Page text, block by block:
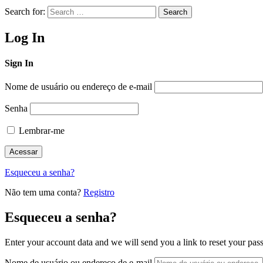
Search for: Search
Log In
Sign In
Nome de usuário ou endereço de e-mail
Senha
Lembrar-me
Esqueceu a senha?
Não tem uma conta? Registro
Esqueceu a senha?
Enter your account data and we will send you a link to reset your